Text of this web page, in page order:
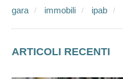
gara immobili ipab
ARTICOLI RECENTI